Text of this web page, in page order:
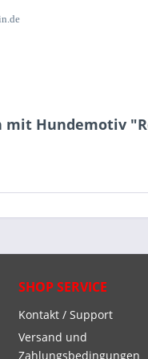
mit Hundemotiv
SHOP SERVICE
Kontakt / Support
Versand und
Zahlungsbedingungen